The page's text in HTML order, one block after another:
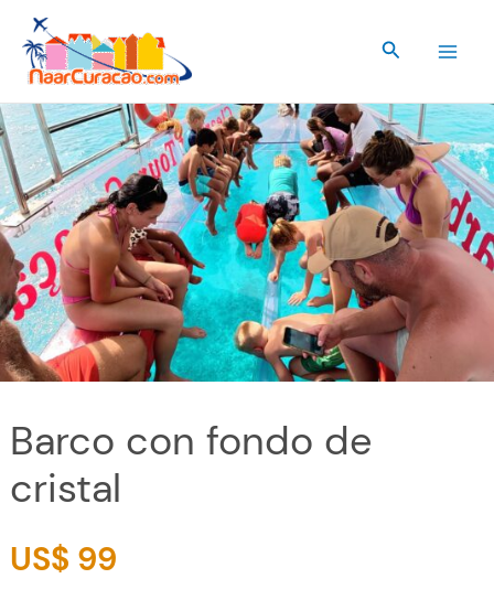
contenido
Buscar
Barco con fondo de
cristal
US$ 99